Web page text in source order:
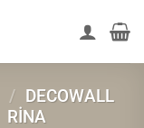
/ DECOWALL
RINA